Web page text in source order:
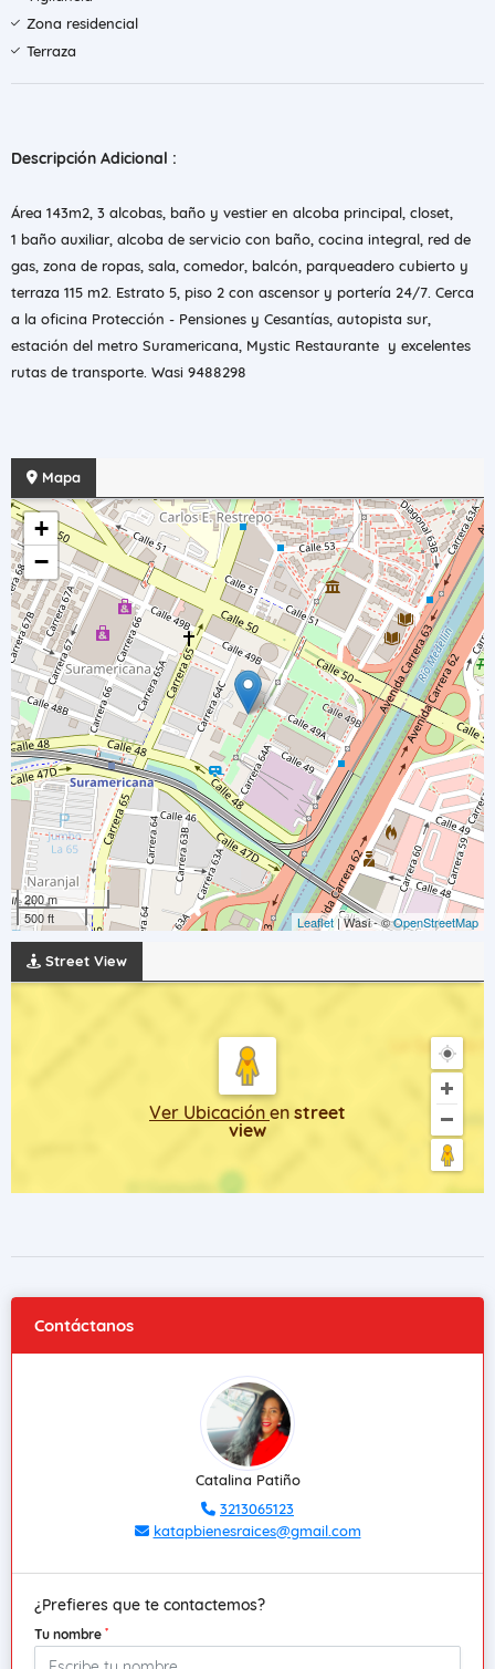
Zona residencial
Terraza
Descripción Adicional :
Área 143m2, 3 alcobas, baño y vestier en alcoba principal, closet,
1 baño auxiliar, alcoba de servicio con baño, cocina integral, red de
gas, zona de ropas, sala, comedor, balcón, parqueadero cubierto y
terraza 115 m2. Estrato 5, piso 2 con ascensor y portería 24/7. Cerca
a la oficina Protección - Pensiones y Cesantías, autopista sur,
estación del metro Suramericana, Mystic Restaurante y excelentes
rutas de transporte. Wasi 9488298
Mapa
+
−
200 m
500 ft
Leaflet| Wasi - ©OpenStreetMap
Street View
Ver Ubicación en street
view
Contáctanos
Catalina Patiño
3213065123
katapbienesraices@gmail.com
¿Prefieres que te contactemos?
Tu nombre *